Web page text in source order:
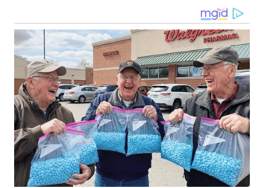
WN
KALTARA
WN
KALSEL
WN
KALTIM
WN
SULSEL